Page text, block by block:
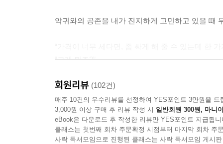
악귀와의 공존을 내가 진지하게 고민하고 있을 때
“그게 뭐죠?”
무당언니는 다시 종이에 새로운 금액을 썼다. 이
“할게요, 퇴마.”_본문에서
회원리뷰 (102건)
매주 10건의 우수리뷰를 선정하여 YES포인트 3만원을 드
3,000원 이상 구매 후 리뷰 작성 시 일반회원 300원, 마니
eBook은 다운로드 후 작성한 리뷰만 YES포인트 지급됩니
클래스는 첫번째 회차 주문확정 시점부터 마지막 회차 주
사락 독서모임으로 진행된 클래스는 사락 독서모임 게시